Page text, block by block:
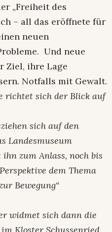
„Freiheit des
– all das eröffnete für
neuen
Und neue
Ziel, ihre Lage
Notfalls mit Gewalt.
richtet sich der Blick auf
sich auf den
Landesmuseum
zum Anlass, noch bis
dem Thema
Bewegung“
widmet sich dann die
Kloster Schussenried